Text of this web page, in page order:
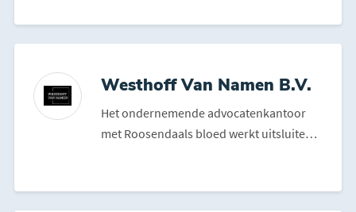
Westhoff Van Namen B.V.
Het ondernemende advocatenkantoor
met Roosendaals bloed werkt uitsluitend